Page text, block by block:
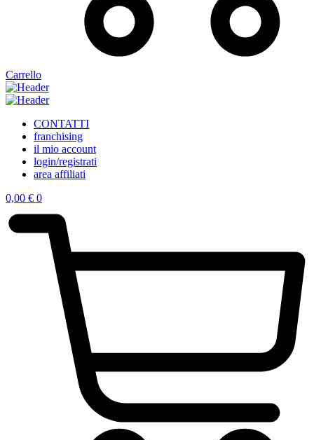
Carrello
CONTATTI
franchising
il mio account
login/registrati
area affiliati
0,00 € 0